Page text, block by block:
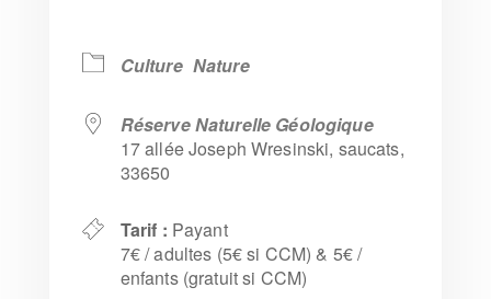
Culture Nature
Réserve Naturelle Géologique
17 allée Joseph Wresinski, saucats,
33650
Tarif : Payant
7€ / adultes (5€ si CCM) & 5€ /
enfants (gratuit si CCM)